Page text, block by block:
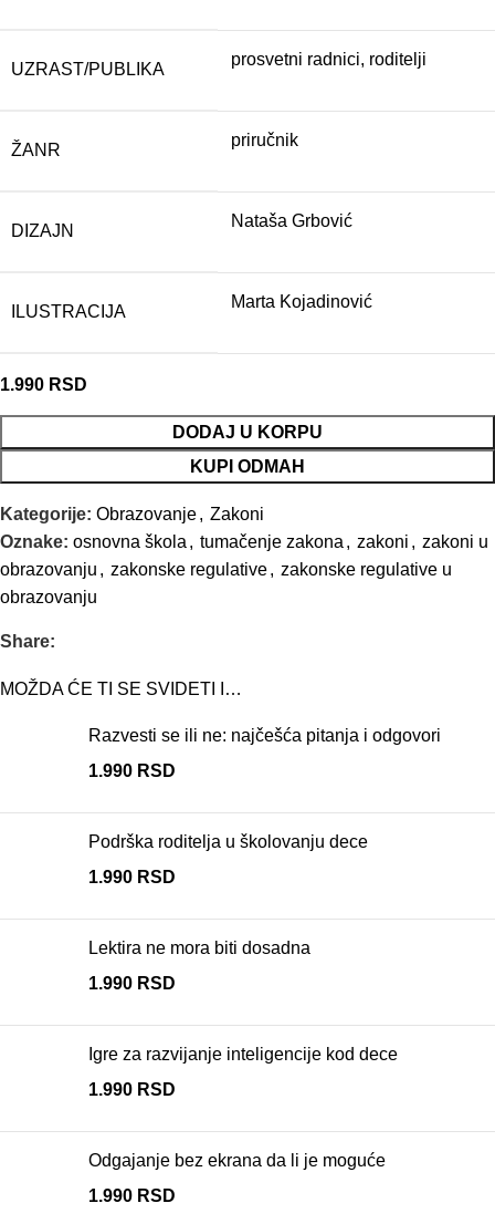
UZRAST/PUBLIKA
prosvetni radnici, roditelji
ŽANR
priručnik
DIZAJN
Nataša Grbović
ILUSTRACIJA
Marta Kojadinović
1.990 RSD
DODAJ U KORPU
KUPI ODMAH
Kategorije: Obrazovanje, Zakoni
Oznake: osnovna škola , tumačenje zakona , zakoni , zakoni u
obrazovanju , zakonske regulative, zakonske regulative u
obrazovanju
Share:
MOŽDA ĆE TI SE SVIDETI I…
Razvesti se ili ne: najčešća pitanja i odgovori
1.990 RSD
Podrška roditelja u školovanju dece
1.990 RSD
Lektira ne mora biti dosadna
1.990 RSD
Igre za razvijanje inteligencije kod dece
1.990 RSD
Odgajanje bez ekrana da li je moguće
1.990 RSD